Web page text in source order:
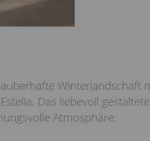
Winterlandschaft
Das liebevoll gestaltete
Atmosphäre.